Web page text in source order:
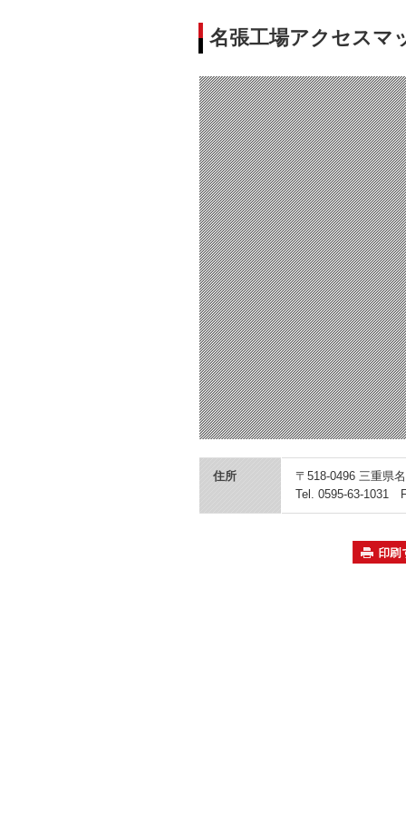
名張工場アクセスマ
住所
〒518-0496 三重県
Tel. 0595-63-1031